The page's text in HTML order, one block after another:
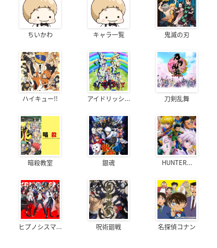
ちいかわ キャラ一覧 鬼滅の刃
ハイキュー!! アイドリッシ... 刀剣乱舞
暗殺教室 銀魂 HUNTER...
ヒプノシスマ... 呪術廻戦 名探偵コナン